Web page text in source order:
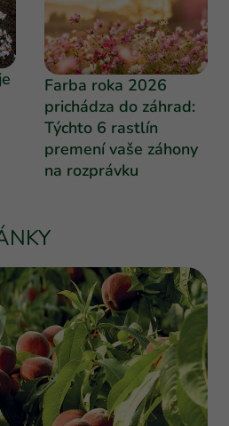
Farba roka 2026
prichádza do záhrad:
Týchto 6 rastlín
premení vaše záhony
na rozprávku